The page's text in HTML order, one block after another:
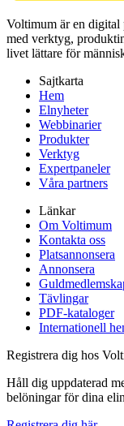
Voltimum är en
med verktyg,
livet lättare för
Sajtkarta
Hem
Elnyheter
Webbinarier
Produkter
Verktyg
Expertpaneler
Våra partners
Länkar
Om Voltimum
Kontakta oss
Platsannonsera
Annonsera
Tävlingar
PDF-kataloger
Internationell
Registrera dig hos
Håll dig uppdaterad
belöningar för dina